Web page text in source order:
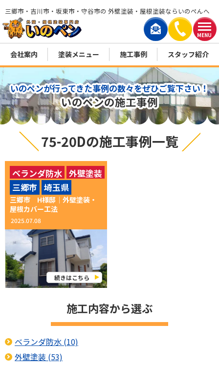
MENU
三郷市・吉川市・坂東市・守谷市の 外壁塗装・屋根塗装ならいのぺんへ
会社案内 塗装メニュー 施工事例 スタッフ紹介
いのペンが行ってきた事例の数々をぜひご覧下さい！
いのペンの施工事例
75-20Dの施工事例一覧
三郷市 H様邸│外壁塗装・
屋根カバー工法
2025.07.08
続きはこちら
ベランダ防水 外壁塗装
屋根カバー工法
三郷市 埼玉県
施工内容から選ぶ
ベランダ防水 (10)
外壁塗装 (53)